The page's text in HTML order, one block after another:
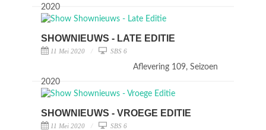
2020
SHOWNIEUWS - LATE EDITIE
11 Mei 2020 SBS 6
Aflevering 109, Seizoen
2020
SHOWNIEUWS - VROEGE EDITIE
11 Mei 2020 SBS 6